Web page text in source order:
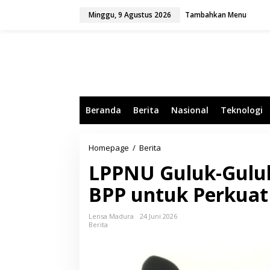
Minggu, 9 Agustus 2026 Tambahkan Menu
Beranda Berita Nasional Teknologi
Homepage / Berita
P
N
U
G
u
-
LPPNU Guluk-
BPP untuk
Lensa Madura
24 Juni 2026
Berita